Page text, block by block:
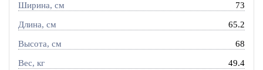
Ширина, см 73
Длина, см 65.2
Высота, см 68
Вес, кг 49.4